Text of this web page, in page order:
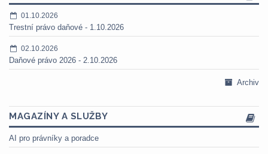
01.10.2026
Trestní právo daňové - 1.10.2026
02.10.2026
Daňové právo 2026 - 2.10.2026
Archiv
MAGAZÍNY A SLUŽBY
AI pro právníky a poradce